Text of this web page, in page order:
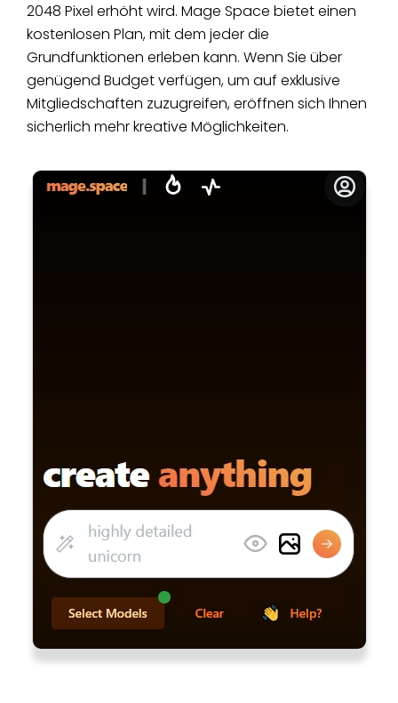
2048 Pixel erhöht wird. Mage Space bietet einen
kostenlosen Plan, mit dem jeder die
Grundfunktionen erleben kann. Wenn Sie über
genügend Budget verfügen, um auf exklusive
Mitgliedschaften zuzugreifen, eröffnen sich Ihnen
sicherlich mehr kreative Möglichkeiten.